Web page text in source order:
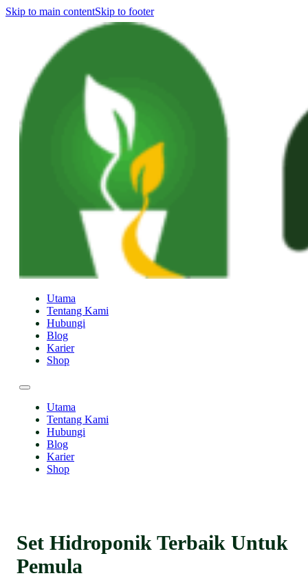
Skip to main contentSkip to footer
Utama
Tentang Kami
Hubungi
Blog
Karier
Shop
Utama
Tentang Kami
Hubungi
Blog
Karier
Shop
Set Hidroponik Terbaik Untuk
Pemula